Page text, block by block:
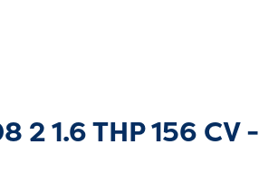
2 1.6 THP 156 CV -